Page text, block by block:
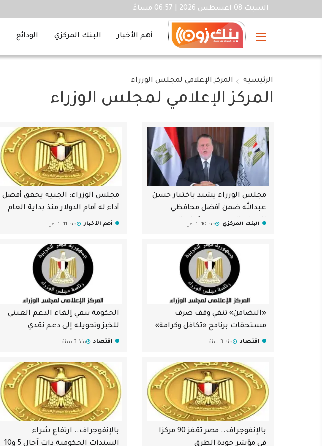
السبت 08 اغسطس 2026 | 06:57 مساءً
أهم الأخبار البنك المركزي الودائع
الرئيسية المركز الإعلامي لمجلس الوزراء
المركز الإعلامي لمجلس الوزراء
مجلس الوزراء يشيد باختيار حسن
عبدالله ضمن أفضل محافظي
البنوك المركزية من "جلوبال
البنك المركزي منذ 10 شهر
مجلس الوزراء: الجنيه يحقق أفضل
أداء له أمام الدولار منذ بداية العام
أهم الأخبار منذ 11 شهر
«التضامن» تنفي وقف صرف
مستحقات برنامج «تكافل وكرامة»
اقتصاد منذ 3 سنة
الحكومة تنفي إلغاء الدعم العيني
للخبز وتحويله إلى دعم نقدي
اقتصاد منذ 3 سنة
بالإنفوجراف.. مصر تقفز 90 مركزا
في مؤشر جودة الطرق
بالإنفوجراف.. ارتفاع شراء
السندات الحكومية ذات آجال 5 و10